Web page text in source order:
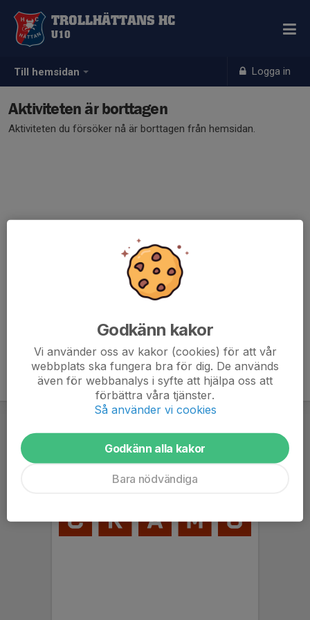
Till hemsidan Logga in
TROLLHÄTTANS HC
U10
Aktiviteten är borttagen
Aktiviteten du försöker nå är borttagen från hemsidan.
Godkänn kakor
Vi använder oss av kakor (cookies) för att vår
webbplats ska fungera bra för dig. De används
även för webbanalys i syfte att hjälpa oss att
förbättra våra tjänster.
Så använder vi cookies
Godkänn alla kakor
Bara nödvändiga